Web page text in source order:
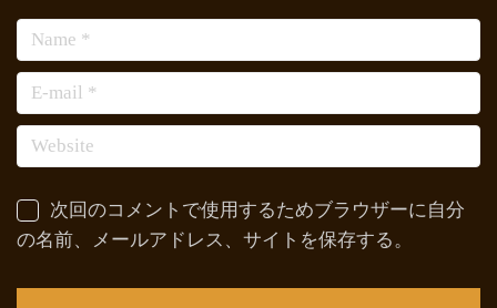
次回のコメントで使用するためブラウザーに自分
の名前、メールアドレス、サイトを保存する。